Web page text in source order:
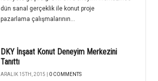
dün sanal gerçeklik ile konut proje
pazarlama çalışmalarının...
DKY İnşaat Konut Deneyim Merkezini
Tanıttı
ARALIK 15TH, 2015 | 0 COMMENTS